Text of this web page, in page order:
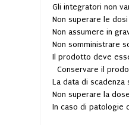
Gli integratori non
Non superare le
Non assumere in
Non somministrare
Il prodotto deve
Conservare il
La data di
Non superare la
In caso di patologie